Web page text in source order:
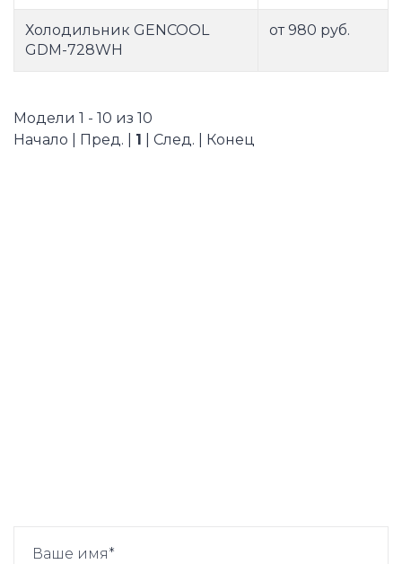
Холодильник GENCOOL
GDM-728WH
от 980 руб.
Модели 1 - 10 из 10
Начало | Пред. | 1 | След. | Конец